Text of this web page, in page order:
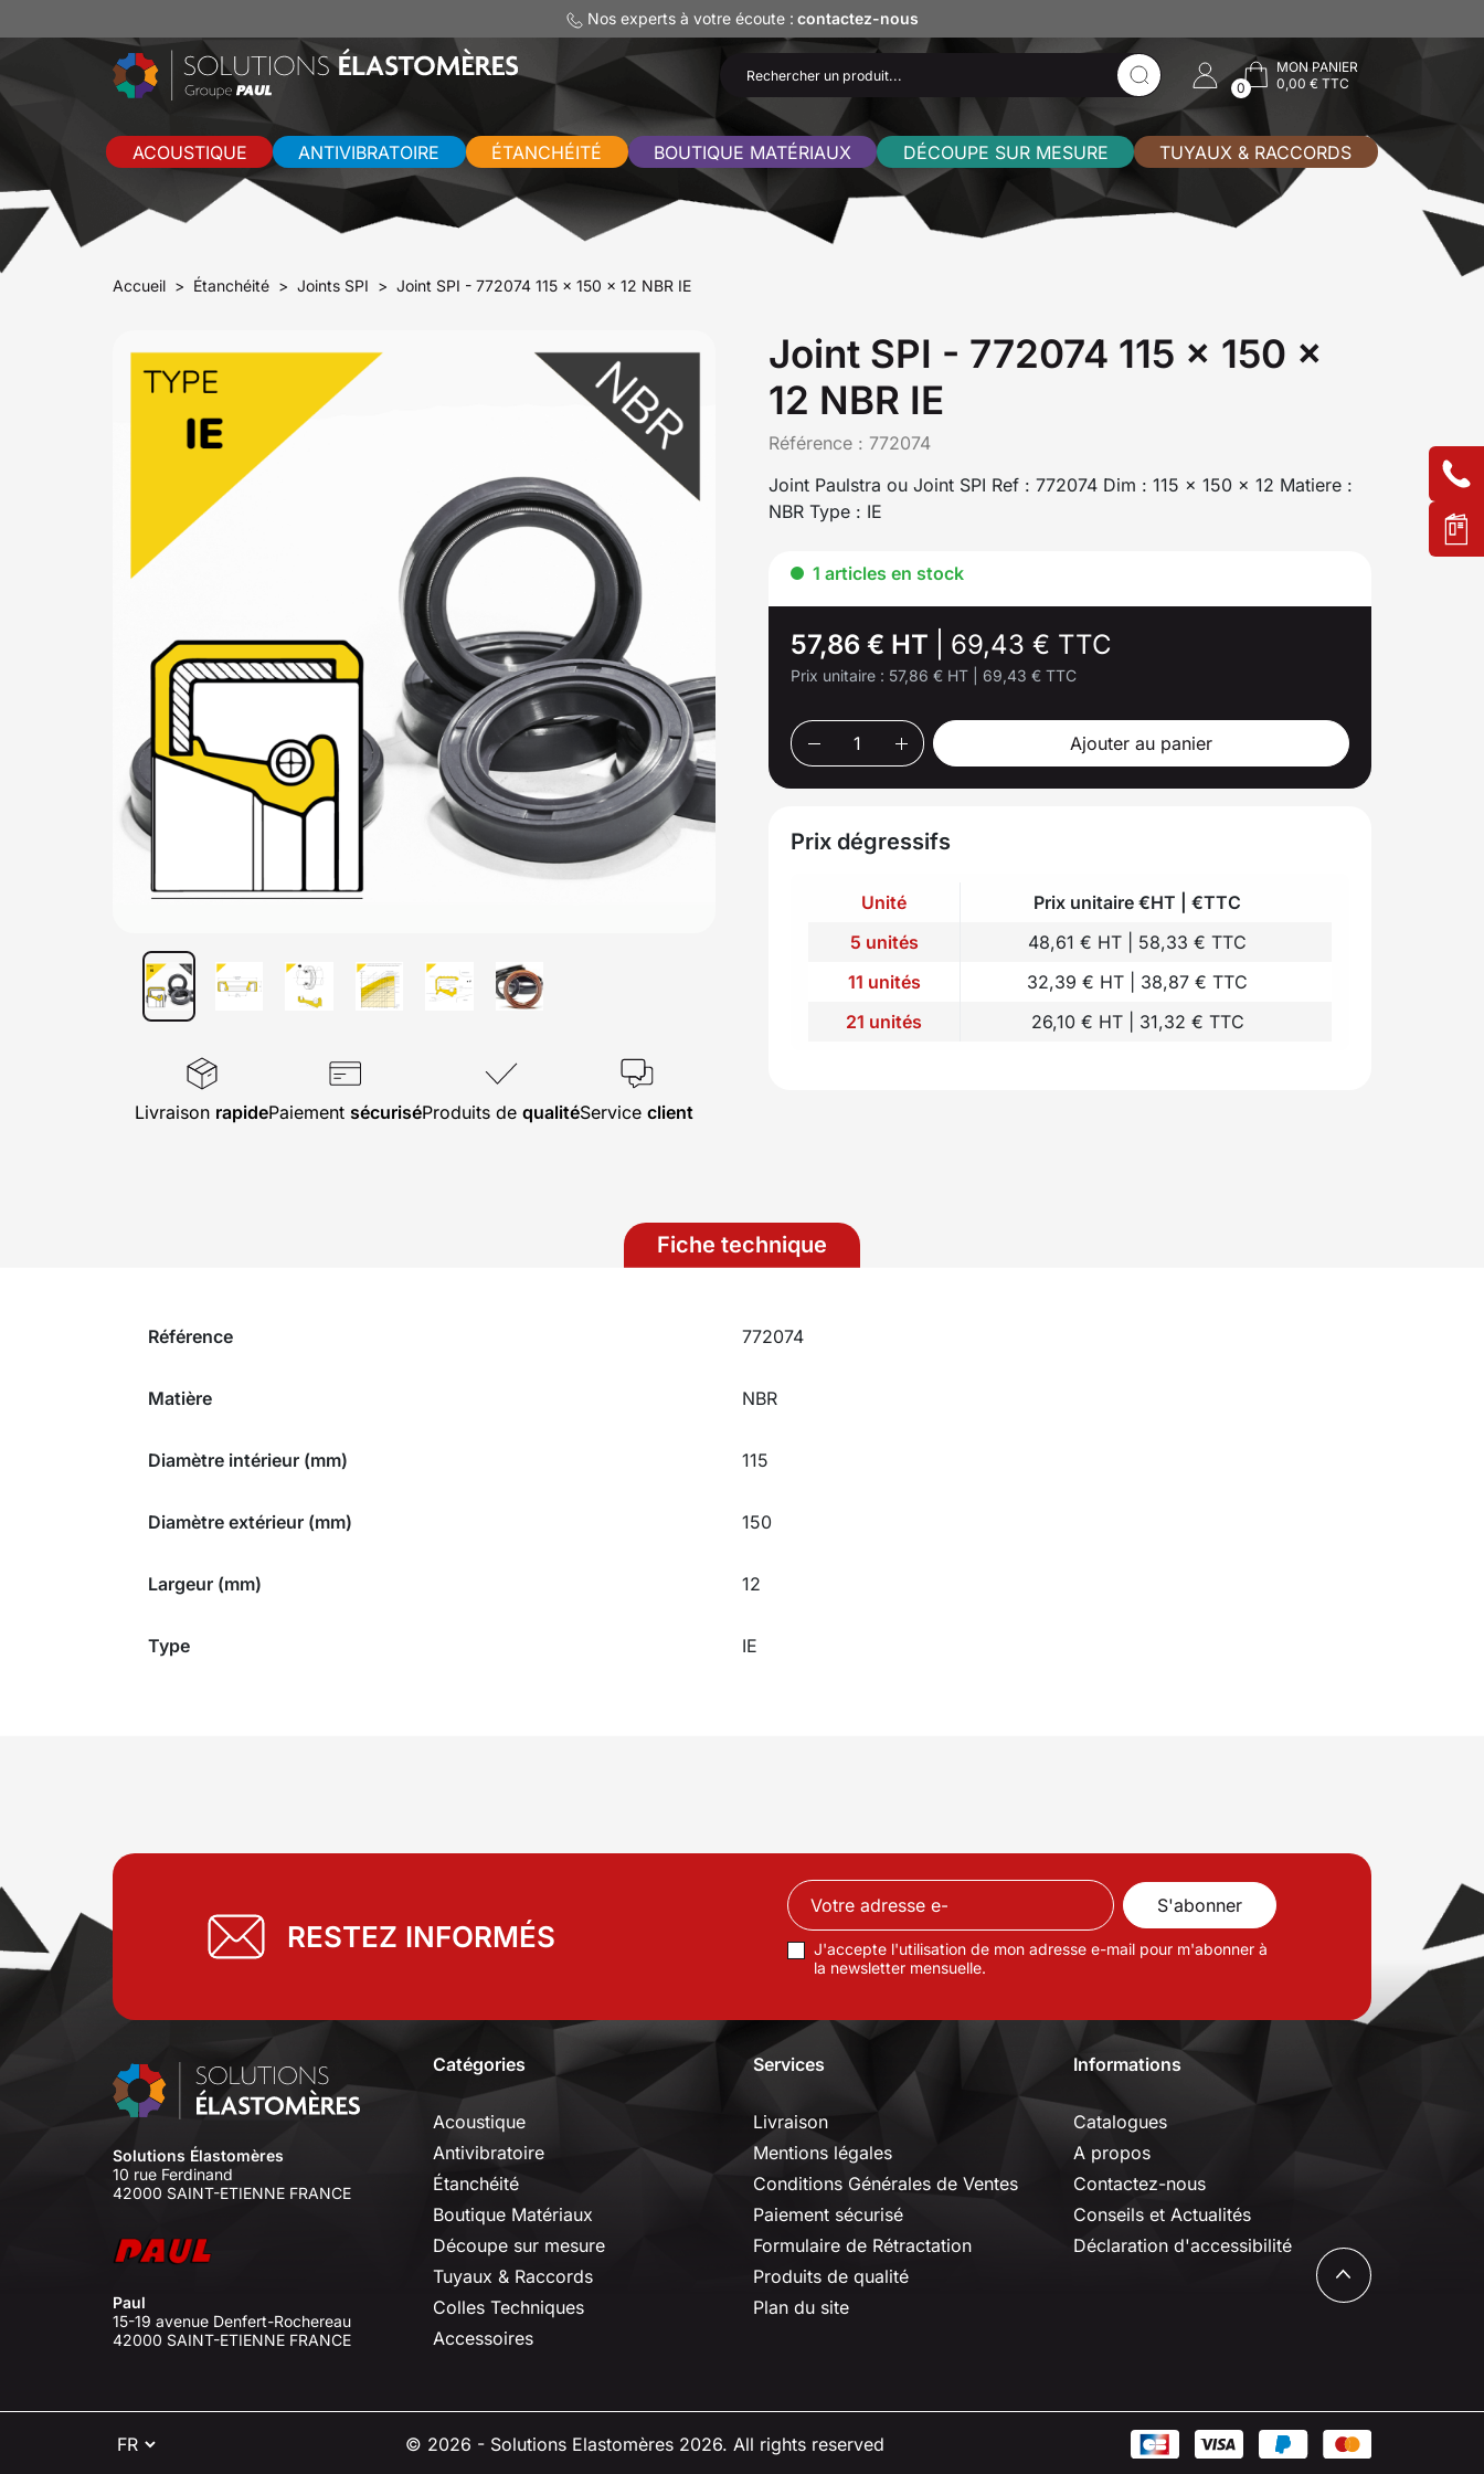
Nos experts à votre écoute : contactez-nous
0
MON PANIER
0,00 € TTC
ACOUSTIQUE ANTIVIBRATOIRE ÉTANCHÉITÉ BOUTIQUE MATÉRIAUX DÉCOUPE SUR MESURE TUYAUX & RACCORDS
Accueil Étanchéité Joints SPI Joint SPI - 772074 115 x 150 x 12 NBR IE
Livraison rapidePaiement sécuriséProduits de qualitéService client
Joint SPI - 772074 115 x 150 x
12 NBR IE
Référence : 772074
Joint Paulstra ou Joint SPI Ref : 772074 Dim : 115 x 150 x 12 Matiere :
NBR Type : IE
1 articles en stock
57,86 € HT 69,43 € TTC
Prix unitaire : 57,86 € HT 69,43 € TTC
Ajouter au panier
Prix dégressifs
Unité
Prix unitaire €HT | €TTC
5 unités
48,61 € HT | 58,33 € TTC
11 unités
32,39 € HT | 38,87 € TTC
21 unités
26,10 € HT | 31,32 € TTC
Fiche technique
Référence 772074
Matière NBR
Diamètre intérieur (mm) 115
Diamètre extérieur (mm) 150
Largeur (mm) 12
Type IE
RESTEZ INFORMÉS
J'accepte l'utilisation de mon adresse e-mail pour m'abonner à
la newsletter mensuelle.
Solutions Élastomères
10 rue Ferdinand
42000 SAINT-ETIENNE FRANCE
Paul
15-19 avenue Denfert-Rochereau
42000 SAINT-ETIENNE FRANCE
Catégories
Acoustique
Antivibratoire
Étanchéité
Boutique Matériaux
Découpe sur mesure
Tuyaux & Raccords
Colles Techniques
Accessoires
Services
Livraison
Mentions légales
Conditions Générales de Ventes
Paiement sécurisé
Formulaire de Rétractation
Produits de qualité
Plan du site
Informations
Catalogues
A propos
Contactez-nous
Conseils et Actualités
Déclaration d'accessibilité
© 2026 - Solutions Elastomères 2026. All rights reserved